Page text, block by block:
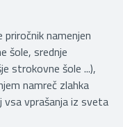
namenjen
šole, srednje
strokovne šole ...),
namreč zlahka
vsa vprašanja iz sveta